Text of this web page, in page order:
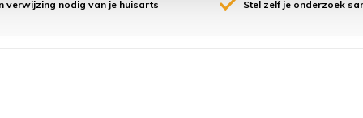
verwijzing nodig van je huisarts Stel zelf je onderzoek